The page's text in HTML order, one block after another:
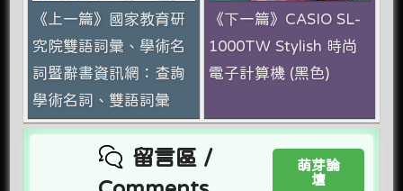
《上一篇》國家教育研
究院雙語詞彙、學術名
詞暨辭書資訊網：查詢
學術名詞、雙語詞彙
《下一篇》CASIO SL-
1000TW Stylish 時尚
電子計算機 (黑色)
留言區 /
萌芽論
壇